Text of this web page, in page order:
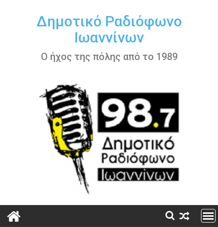
περιεχόμενοΔημοτικό Ραδιόφωνο
Ιωαννίνων
Ο ήχος της πόλης από το 1989